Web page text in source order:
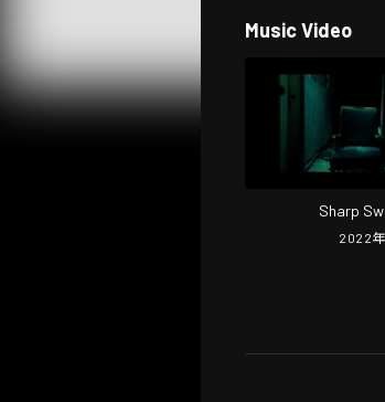
Music Video
Sharp
2022年